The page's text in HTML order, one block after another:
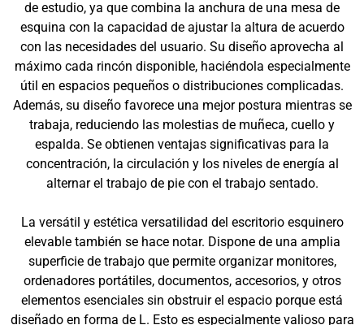
de estudio, ya que combina la anchura de una mesa de
esquina con la capacidad de ajustar la altura de acuerdo
con las necesidades del usuario. Su diseño aprovecha al
máximo cada rincón disponible, haciéndola especialmente
útil en espacios pequeños o distribuciones complicadas.
Además, su diseño favorece una mejor postura mientras se
trabaja, reduciendo las molestias de muñeca, cuello y
espalda. Se obtienen ventajas significativas para la
concentración, la circulación y los niveles de energía al
alternar el trabajo de pie con el trabajo sentado.
La versátil y estética versatilidad del escritorio esquinero
elevable también se hace notar. Dispone de una amplia
superficie de trabajo que permite organizar monitores,
ordenadores portátiles, documentos, accesorios, y otros
elementos esenciales sin obstruir el espacio porque está
diseñado en forma de L. Esto es especialmente valioso para